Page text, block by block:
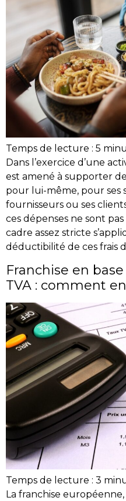
Temps de lecture : 5
Dans l’exercice d’une
est amené à supporter
pour lui-même, pour ses
fournisseurs ou ses
ces dépenses ne sont
cadre assez stricte
déductibilité de ces frais
Franchise en
TVA : comment
Temps de lecture : 3
La franchise européenne,